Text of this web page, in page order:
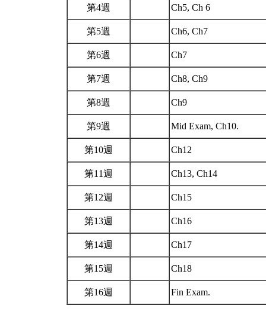
第4週 Ch5, Ch 6
第5週 Ch6, Ch7
第6週 Ch7
第7週 Ch8, Ch9
第8週 Ch9
第9週 Mid Exam, Ch10.
第10週 Ch12
第11週 Ch13, Ch14
第12週 Ch15
第13週 Ch16
第14週 Ch17
第15週 Ch18
第16週 Fin Exam.